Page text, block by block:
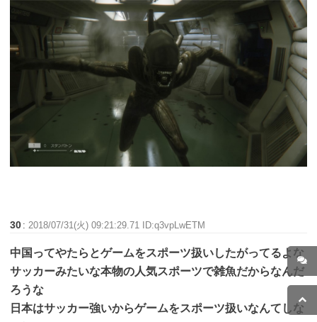
30 : 2018/07/31(火) 09:21:29.71 ID:q3vpLwETM
中国ってやたらとゲームをスポーツ扱いしたがってるよな
サッカーみたいな本物の人気スポーツで雑魚だからなんだ
ろうな
日本はサッカー強いからゲームをスポーツ扱いなんてしな